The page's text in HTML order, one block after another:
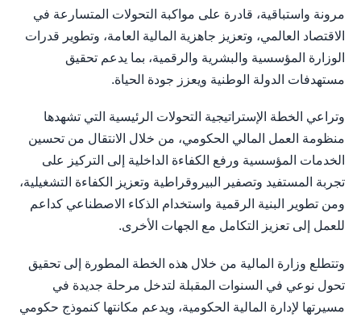
مرونة واستباقية، قادرة على مواكبة التحولات المتسارعة في
الاقتصاد العالمي، وتعزيز جاهزية المالية العامة، وتطوير قدرات
الوزارة المؤسسية والبشرية والرقمية، بما يدعم تحقيق
مستهدفات الدولة الوطنية ويعزز جودة الحياة.
وتراعي الخطة الإستراتيجية التحولات الرئيسية التي تشهدها
منظومة العمل المالي الحكومي، من خلال الانتقال من تحسين
الخدمات المؤسسية ورفع الكفاءة الداخلية إلى التركيز على
تجربة المستفيد وتصفير البيروقراطية وتعزيز الكفاءة التشغيلية،
ومن تطوير البنية الرقمية واستخدام الذكاء الاصطناعي كداعم
للعمل إلى تعزيز التكامل مع الجهات الأخرى.
وتتطلع وزارة المالية من خلال هذه الخطة المطورة إلى تحقيق
تحول نوعي في السنوات المقبلة لتدخل مرحلة جديدة في
مسيرتها لإدارة المالية الحكومية، ويدعم مكانتها كنموذج حكومي